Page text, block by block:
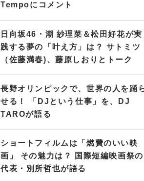
Tempoにコメント
日向坂46・潮 紗理菜＆松田好花が実
践する夢の「叶え方」は？ サトミツ
（佐藤満春)、藤原しおりとトーク
長野オリンピックで、世界の人を踊
せる！ 「DJという仕事」を、DJ
TAROが語る
ショートフィルムは「燃費のいい映
画」 その魅力は？ 国際短編映画祭の
代表・別所哲也が語る